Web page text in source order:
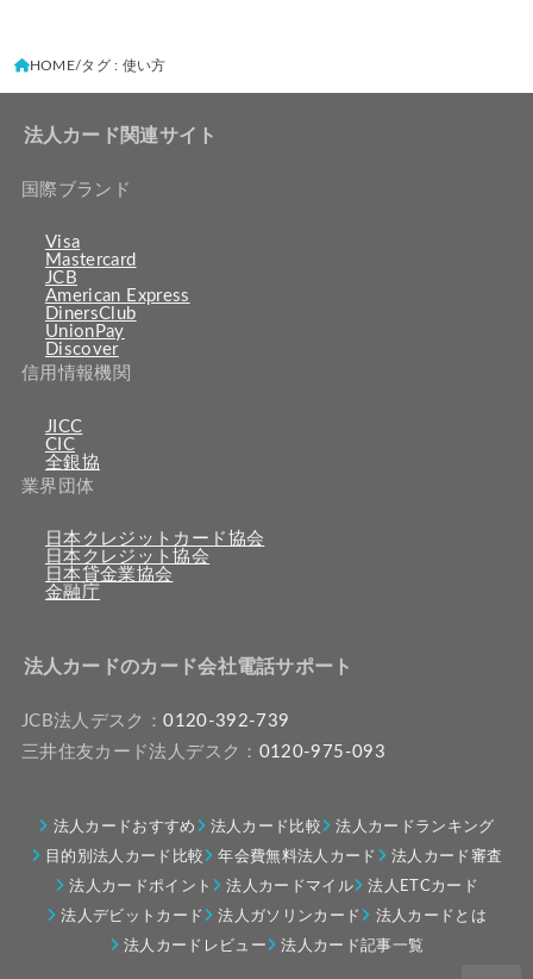
HOME タグ : 使い方
法人カード関連サイト
国際ブランド
Visa
Mastercard
JCB
American Express
DinersClub
UnionPay
Discover
信用情報機関
JICC
CIC
全銀協
業界団体
日本クレジットカード協会
日本クレジット協会
日本貸金業協会
金融庁
法人カードのカード会社電話サポート
JCB法人デスク：0120-392-739
三井住友カード法人デスク： 0120-975-093
法人カードおすすめ 法人カード比較
法人カードランキング
目的別法人カード比較
年会費無料法人カード
法人カード審査
法人カードポイント
法人カードマイル
法人ETCカード
法人デビットカード
法人ガソリンカード
法人カードとは
法人カードレビュー
法人カード記事一覧